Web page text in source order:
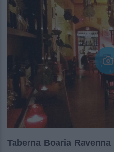
Taberna Boaria Ravenna